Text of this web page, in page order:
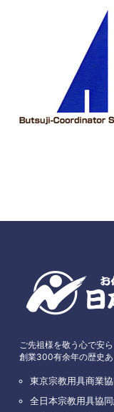
ご先祖様を敬う心で安
創業300有余年の歴史
東京宗教用具商業
全日本宗教用具協